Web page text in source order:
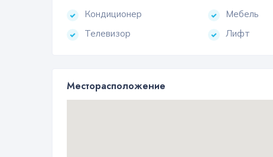
Кондиционер Мебель
Телевизор
Лифт
Месторасположение